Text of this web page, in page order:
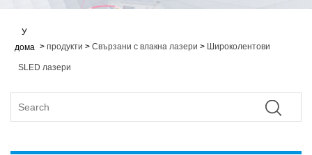
У
дома > продукти > Свързани с влакна лазери > Широколентови
SLED лазери